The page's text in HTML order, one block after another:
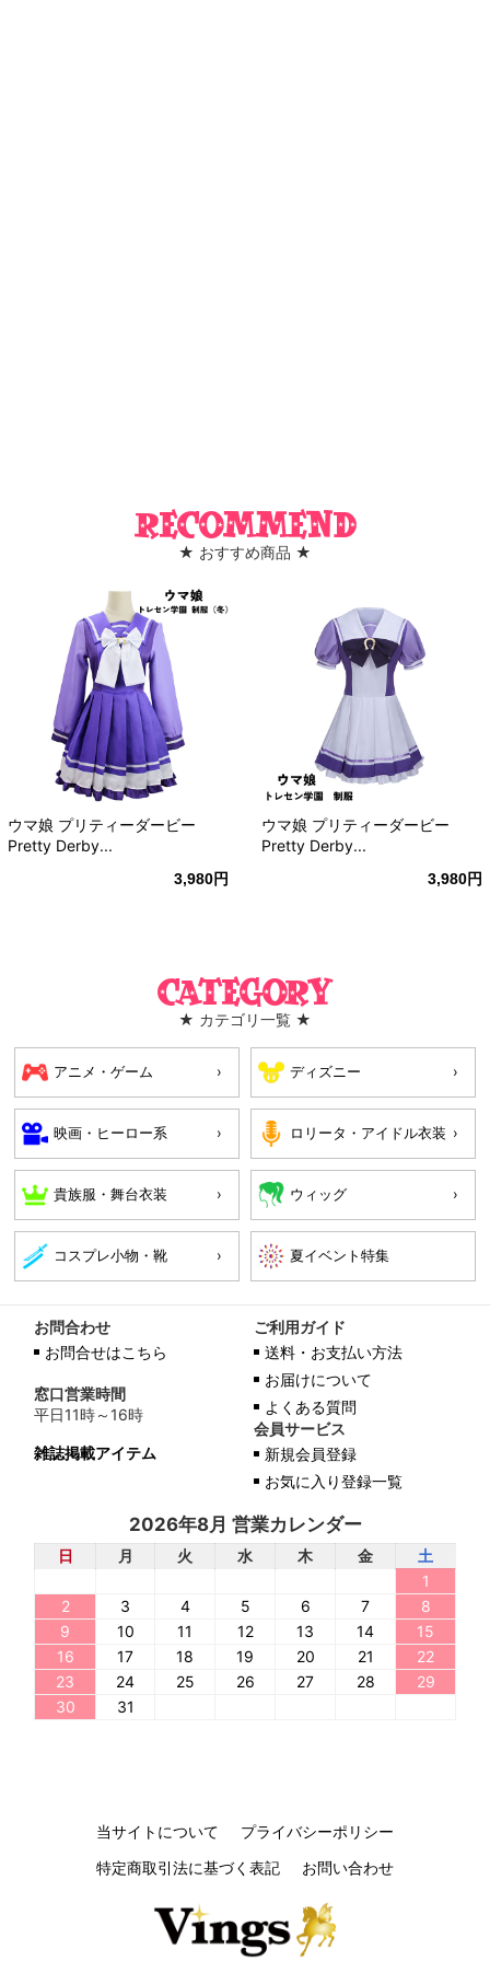
Recommend
★ おすすめ商品 ★
ウマ娘 プリティーダービー
Pretty Derby...
3,980円
ウマ娘 プリティーダービー
Pretty Derby...
3,980円
Category
★ カテゴリ一覧 ★
アニメ・ゲーム ディズニー
映画・ヒーロー系 ロリータ・アイドル衣装
貴族服・舞台衣装 ウィッグ
コスプレ小物・靴
お問合わせ
お問合せはこちら
窓口営業時間
平日11時～16時
雑誌掲載アイテム
ご利用ガイド
送料・お支払い方法
お届けについて
よくある質問
会員サービス
新規会員登録
お気に入り登録一覧
2026年8月 営業カレンダー
日 月 火 水 木 金
土
1
2
3 4 5 6 7
8
9
10 11 12 13 14
15
16
17 18 19 20 21
22
23
24 25 26 27 28
29
30
31
当サイトについて
プライバシーポリシー
特定商取引法に基づく表記
お問い合わせ